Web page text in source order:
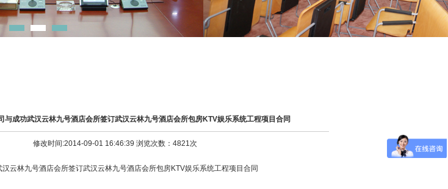
与成功武汉云林九号酒店会所签订武汉云林九号酒店会所包房KTV娱乐系统工程项目合同
修改时间:2014-09-01 16:46:39 浏览次数：4821次
云林九号酒店会所签订武汉云林九号酒店会所包房KTV娱乐系统工程项目合同